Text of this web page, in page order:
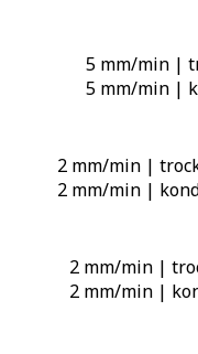
5 mm/min |
5 mm/min |
2 mm/min |
2 mm/min |
2 mm/min |
2 mm/min |